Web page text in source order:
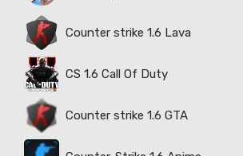
Counter strike 1.6 Lava
CS 1.6 Call Of Duty
Counter strike 1.6 GTA